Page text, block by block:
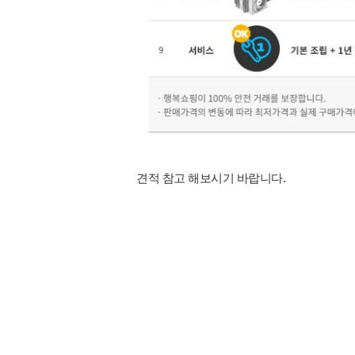
견적 참고 해보시기 바랍니다.